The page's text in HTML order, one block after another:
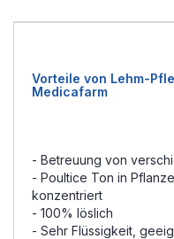
Vorteile von Lehm-
Medicafarm
- Betreuung von
- Poultice Ton in
konzentriert
- 100% löslich
- Sehr Flüssigkeit,